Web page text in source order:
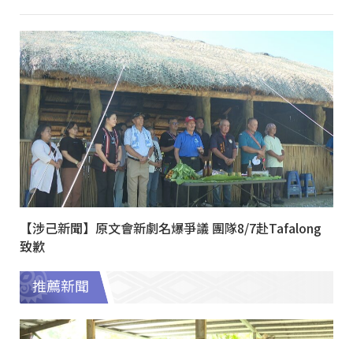
【涉己新聞】原文會新劇名爆爭議 團隊8/7赴Tafalong
致歉
推薦新聞